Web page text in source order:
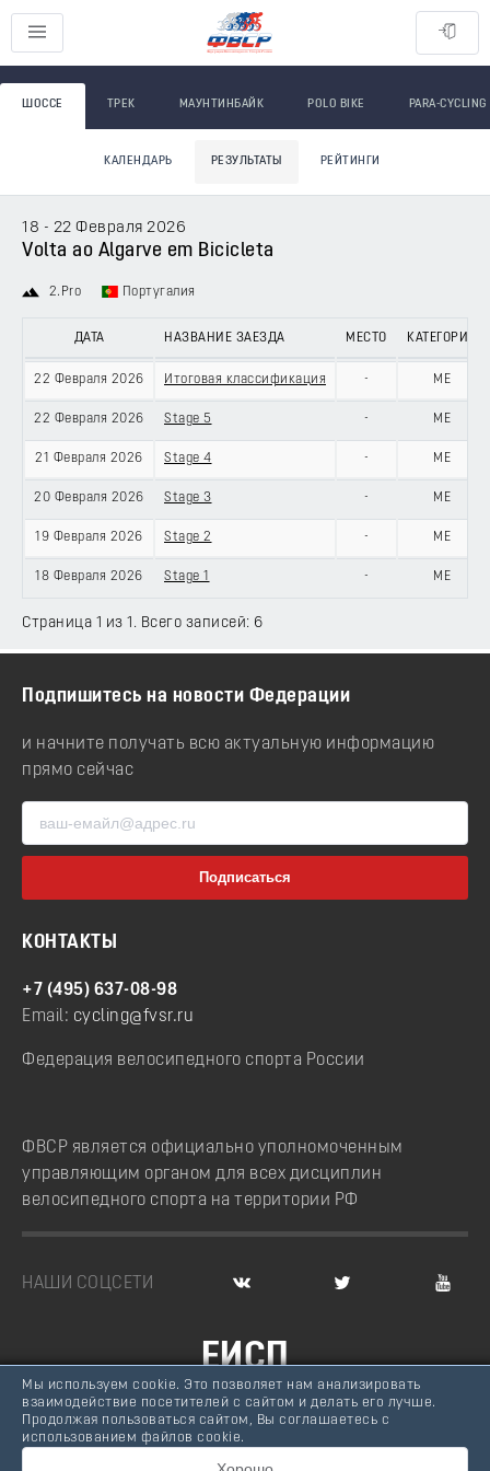
ШОССЕ ТРЕК МАУНТИНБАЙК POLO BIKE PARA-CYCLING
КАЛЕНДАРЬ РЕЗУЛЬТАТЫ РЕЙТИНГИ
18 - 22 Февраля 2026
Volta ao Algarve em Bicicleta
2.Pro Португалия
ДАТА НАЗВАНИЕ ЗАЕЗДА МЕСТО КАТЕГОРИЯ
22 Февраля 2026 Итоговая классификация - ME
22 Февраля 2026 Stage 5 - ME
21 Февраля 2026 Stage 4 - ME
20 Февраля 2026 Stage 3 - ME
19 Февраля 2026 Stage 2 - ME
18 Февраля 2026 Stage 1 - ME
Страница 1 из 1. Всего записей: 6
Подпишитесь на новости Федерации
и начните получать всю актуальную информацию
прямо сейчас
КОНТАКТЫ
+7 (495) 637-08-98
Email: cycling@fvsr.ru
Федерация велосипедного спорта России
ФВСР является официально уполномоченным
управляющим органом для всех дисциплин
велосипедного спорта на территории РФ
НАШИ СОЦСЕТИ
ЕИСП
ВЕЛОСПОРТ РОССИИ
© Федерация велосипедного спорта России, 2007 -
2026
Мы используем cookie. Это позволяет нам анализировать
взаимодействие посетителей с сайтом и делать его лучше.
Продолжая пользоваться сайтом, Вы соглашаетесь с
использованием файлов cookie.